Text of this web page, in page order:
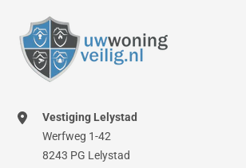
Vestiging Lelystad
Werfweg 1-42
8243 PG Lelystad